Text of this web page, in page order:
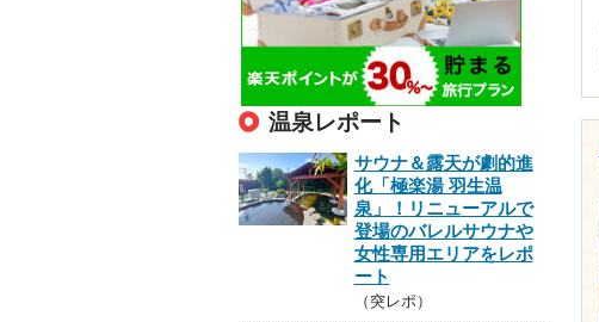
温泉レポート
サウナ＆露天が劇的進
化「極楽湯 羽生温
泉」！リニューアルで
登場のバレルサウナや
女性専用エリアをレポ
ート
（突レポ）